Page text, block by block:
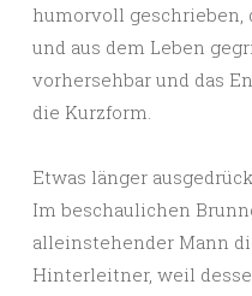
humorvoll geschrieben,
und aus dem Leben
vorhersehbar und das
die Kurzform.
Etwas länger
Im beschaulichen
alleinstehender Mann
Hinterleitner, weil